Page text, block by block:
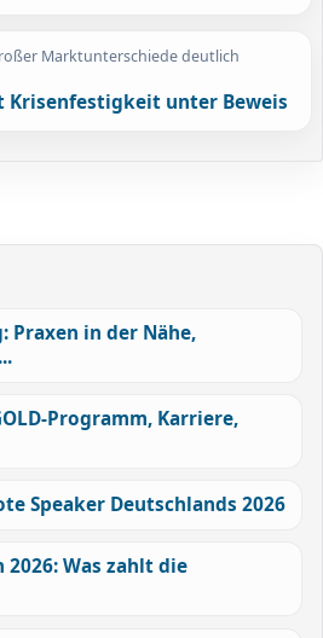
Marktunterschiede deutlich
Krisenfestigkeit unter Beweis
Praxen in der Nähe,
Programm, Karriere,
Speaker Deutschlands 2026
Was zahlt die